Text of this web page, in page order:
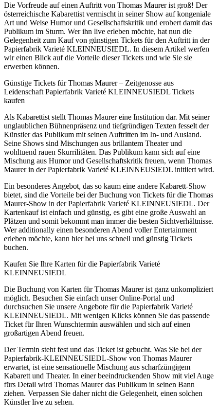
Die Vorfreude auf einen Auftritt von Thomas Maurer ist groß! Der
österreichische Kabarettist vermischt in seiner Show auf kongeniale
Art und Weise Humor und Gesellschaftskritik und erobert damit das
Publikum im Sturm. Wer ihn live erleben möchte, hat nun die
Gelegenheit zum Kauf von günstigen Tickets für den Auftritt in der
Papierfabrik Varieté KLEINNEUSIEDL. In diesem Artikel werfen
wir einen Blick auf die Vorteile dieser Tickets und wie Sie sie
erwerben können.
Günstige Tickets für Thomas Maurer – Zeitgenosse aus
Leidenschaft Papierfabrik Varieté KLEINNEUSIEDL Tickets
kaufen
Als Kabarettist stellt Thomas Maurer eine Institution dar. Mit seiner
unglaublichen Bühnenpräsenz und tiefgründigen Texten fesselt der
Künstler das Publikum mit seinen Auftritten im In- und Ausland.
Seine Shows sind Mischungen aus brillantem Theater und
wohltuend rauen Skurrilitäten. Das Publikum kann sich auf eine
Mischung aus Humor und Gesellschaftskritik freuen, wenn Thomas
Maurer in der Papierfabrik Varieté KLEINNEUSIEDL initiiert wird.
Ein besonderes Angebot, das so kaum eine andere Kabarett-Show
bietet, sind die Vorteile bei der Buchung von Tickets für die Thomas
Maurer-Show in der Papierfabrik Varieté KLEINNEUSIEDL. Der
Kartenkauf ist einfach und günstig, es gibt eine große Auswahl an
Plätzen und somit bekommt man immer die besten Sichtverhältnisse.
Wer additionally einen besonderen Abend voller Entertainment
erleben möchte, kann hier bei uns schnell und günstig Tickets
buchen.
Kaufen Sie Ihre Karten für die Papierfabrik Varieté
KLEINNEUSIEDL
Die Buchung von Karten für Thomas Maurer ist ganz unkompliziert
möglich. Besuchen Sie einfach unser Online-Portal und
durchsuchen Sie unsere Angebote für die Papierfabrik Varieté
KLEINNEUSIEDL. Mit wenigen Klicks können Sie das passende
Ticket für Ihren Wunschtermin auswählen und sich auf einen
großartigen Abend freuen.
Der Termin steht fest und das Ticket ist gebucht. Was Sie bei der
Papierfabrik-KLEINNEUSIEDL-Show von Thomas Maurer
erwartet, ist eine sensationelle Mischung aus scharfzüngigem
Kabarett und Theater. In einer beeindruckenden Show mit viel Auge
fürs Detail wird Thomas Maurer das Publikum in seinen Bann
ziehen. Verpassen Sie daher nicht die Gelegenheit, einen solchen
Künstler live zu sehen.